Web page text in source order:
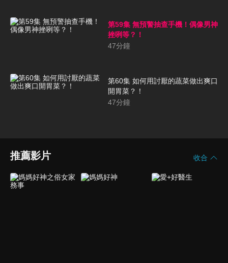
第59集 無預警抽查手機！偶像男神
挫咧等？！
47分鐘
第60集 如何用討厭的蔬菜做出爽口
開胃菜？！
47分鐘
推薦影片 收合